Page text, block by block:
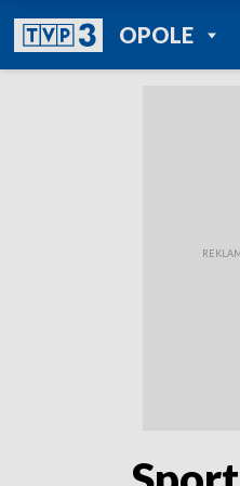
OPOLE
POWRÓT
TVP